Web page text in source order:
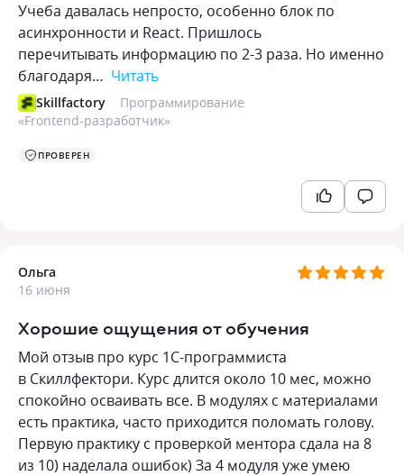
Учеба давалась непросто, особенно блок по
асинхронности и React. Пришлось
перечитывать информацию по 2-3 раза. Но именно
благодаря… Читать
Skillfactory
Программирование
«Frontend-разработчик»
ПРОВЕРЕН
Ольга
16 июня
Хорошие ощущения от обучения
Мой отзыв про курс 1С-программиста
в Скиллфектори. Курс длится около 10 мес, можно
спокойно осваивать все. В модулях с материалами
есть практика, часто приходится поломать голову.
Первую практику с проверкой ментора сдала на 8
из 10) наделала ошибок) За 4 модуля уже умею